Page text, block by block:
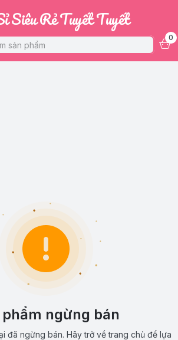
Siêu Rẻ Tuyết Tuyết
0
phẩm ngừng bán
đã ngừng bán. Hãy trở về trang chủ để lựa